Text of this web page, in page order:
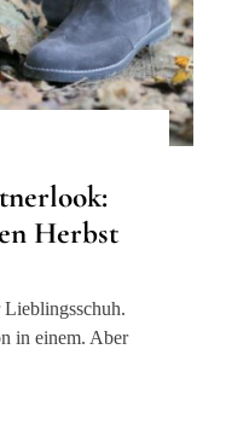
Herbst
Lieblingsschuh.
in einem. Aber